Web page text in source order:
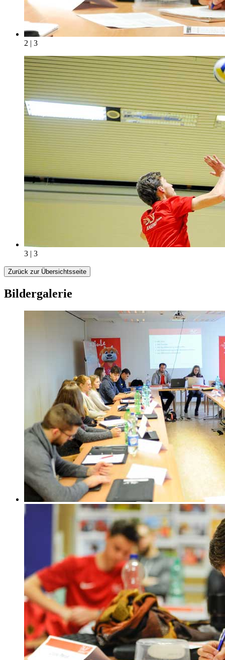
2 | 3
3 | 3
Zurück zur Übersichtsseite
Bildergalerie